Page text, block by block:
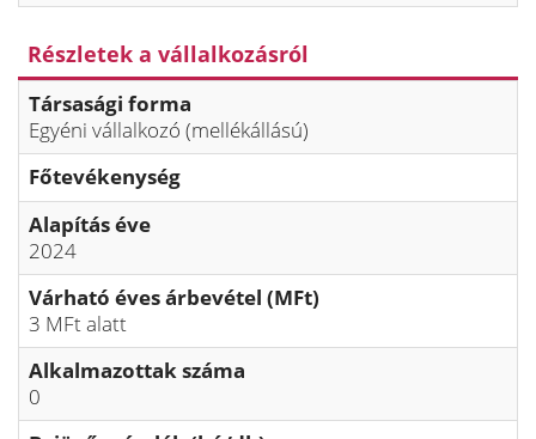
Részletek a vállalkozásról
Társasági forma
Egyéni vállalkozó (mellékállású)
Főtevékenység
Alapítás éve
2024
Várható éves árbevétel (MFt)
3 MFt alatt
Alkalmazottak száma
0